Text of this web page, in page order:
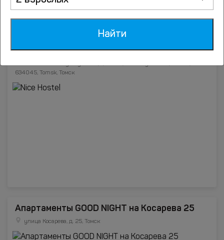
Nice Hostel
634045, Tomsk, Томск
Апартаменты GOOD NIGHT на Косарева 25
улица Косарева, д. 25, Томск
Найти